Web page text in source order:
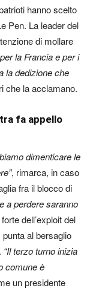
hanno scelto
Pen. La leader del
di mollare
la Francia e per i
la dedizione che
che la acclamano.
fa appello
dimenticare le
, rimarca, in caso
fra il blocco di
a perdere saranno
dell’exploit del
al bersaglio
“Il terzo turno inizia
comune è
un presidente